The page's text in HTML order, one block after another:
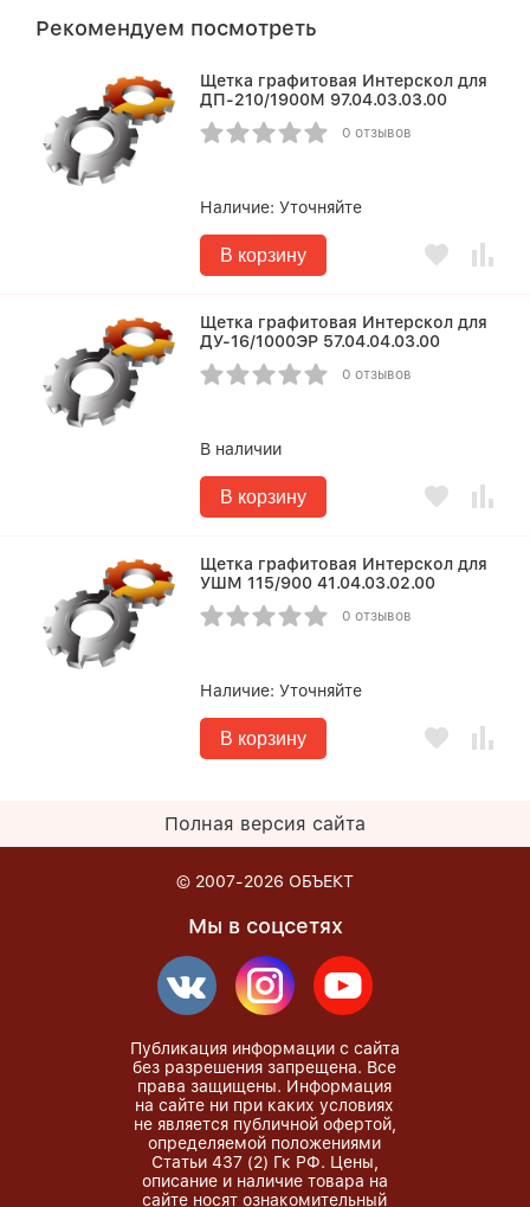
Рекомендуем посмотреть
Щетка графитовая Интерскол для
ДП-210/1900М 97.04.03.03.00
0 отзывов
Наличие:Уточняйте
В корзину
Щетка графитовая Интерскол для
ДУ-16/1000ЭР 57.04.04.03.00
0 отзывов
В наличии
В корзину
Щетка графитовая Интерскол для
УШМ 115/900 41.04.03.02.00
0 отзывов
Наличие:Уточняйте
В корзину
Полная версия сайта
© 2007-2026 ОБЪЕКТ
Мы в соцсетях
Публикация информации с сайта
без разрешения запрещена. Все
права защищены. Информация
на сайте ни при каких условиях
не является публичной офертой,
определяемой положениями
Статьи 437 (2) Гк РФ. Цены,
описание и наличие товара на
сайте носят ознакомительный